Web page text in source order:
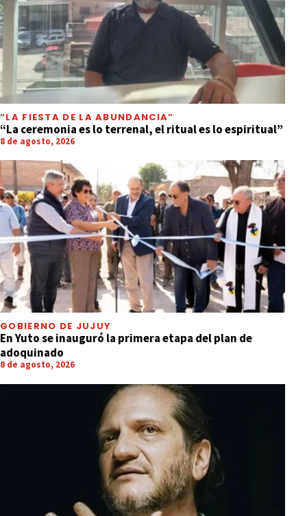
“LA FIESTA DE LA ABUNDANCIA”
“La ceremonia es lo terrenal, el ritual es lo espiritual”
8 de agosto, 2026
GOBIERNO DE JUJUY
En Yuto se inauguró la primera etapa del plan de
adoquinado
8 de agosto, 2026